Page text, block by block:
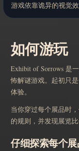
游戏依靠诡异的视觉
如何游玩
Exhibit of Sorrows 是
怖解谜游戏。起初只
体验。
当你穿过每个展品时
的规则，并发现展览
仔细探索每个